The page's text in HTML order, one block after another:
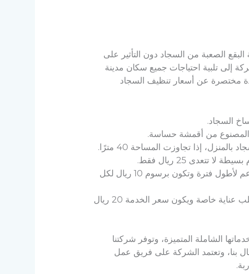
الصعبة من السجاد دون التأثير على
إلى تلبية احتياجات جميع سكان مدينة
مختصرة عن أسعار تنظيف السجاد
25 ريال فقط.
نقدم خدمة التعطير، والتعقيم، والتعطير، والتغليف للحفاظ على السجاد نظيف وناعم لأطول فترة وتكون برسوم 10 ريال لكل
تتوفر لدينا خدمة تنظيف السجاد يدويًا وهذه الطريقة تستخدم مع السجاد الذي يتطلب عناية خاصة ويكون سعر الخدمة 20 ريال
الشاملة المتميزة، وتوفر شركتنا
بنا، وتعتمد الشركة على فريق عمل